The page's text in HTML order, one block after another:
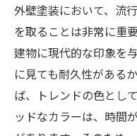
外壁塗装において、流
を取ることは非常に重
建物に現代的な印象を
に見ても耐久性がある
ば、トレンドの色とし
ッドなカラーは、時間